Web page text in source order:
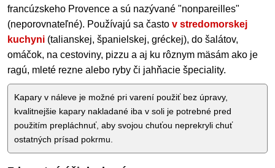
francúzskeho Provence a sú nazývané "nonpareilles"
(neporovnateľné). Používajú sa často v stredomorskej
kuchyni (talianskej, španielskej, gréckej), do šalátov,
omáčok, na cestoviny, pizzu a aj ku rôznym mäsám ako je
ragú, mleté rezne alebo ryby či jahňacie špeciality.
Kapary v náleve je možné pri varení použiť bez úpravy,
kvalitnejšie kapary nakladané iba v soli je potrebné pred
použitím prepláchnuť, aby svojou chuťou neprekryli chuť
ostatných prísad pokrmu.